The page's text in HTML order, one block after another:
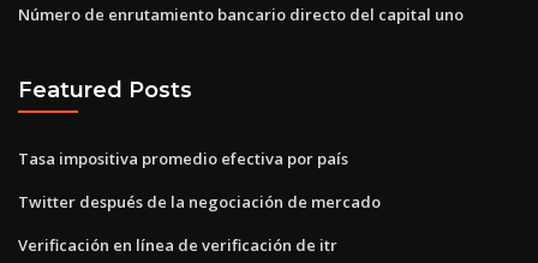
Número de enrutamiento bancario directo del capital uno
Featured Posts
Tasa impositiva promedio efectiva por país
Twitter después de la negociación de mercado
Verificación en línea de verificación de itr